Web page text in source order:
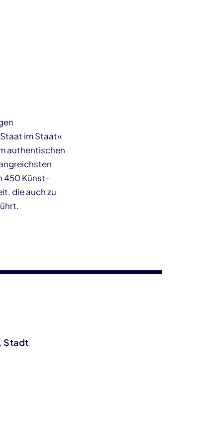
im Staat«
authentischen
450 Künst­
die auch zu
Stadt